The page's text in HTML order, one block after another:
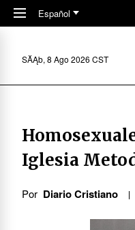
Skip to main content
Español
SĂĄb, 8 Ago 2026 CST
Iglesia
Por Diario Cristiano